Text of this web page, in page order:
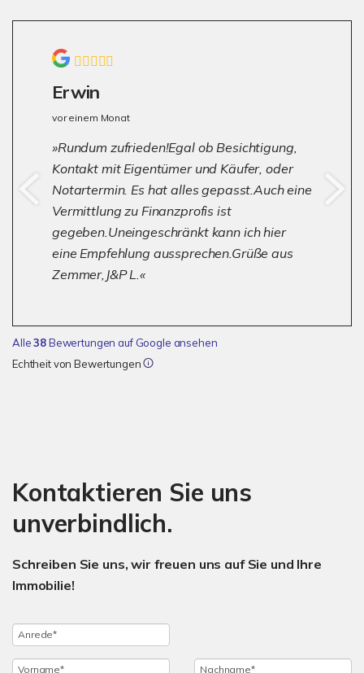
Erwin
vor einem Monat
Rundum zufrieden!Egal ob Besichtigung,
Kontakt mit Eigentümer und Käufer, oder
Notartermin. Es hat alles gepasst.Auch eine
Vermittlung zu Finanzprofis ist
gegeben.Uneingeschränkt kann ich hier
eine Empfehlung aussprechen.Grüße aus
Zemmer,J&P L.
Alle38Bewertungen auf Google ansehen
Echtheit von Bewertungen
Kontaktieren Sie uns
unverbindlich.
Schreiben Sie uns, wir freuen uns auf Sie und Ihre
Immobilie!